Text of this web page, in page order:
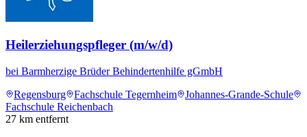
Heilerziehungspfleger (m/w/d)
bei Barmherzige Brüder Behindertenhilfe gGmbH
Regensburg
Fachschule Tegernheim
Johannes-Grande-Schule
Fachschule Reichenbach
27 km entfernt